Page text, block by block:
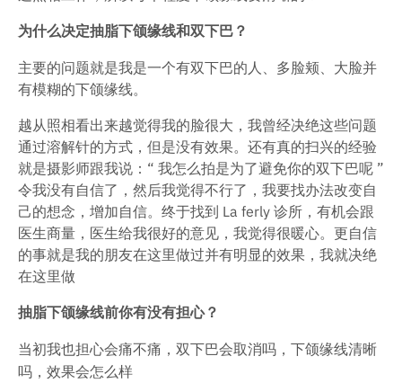
为什么决定抽脂下颌缘线和双下巴？
主要的问题就是我是一个有双下巴的人、多脸颊、大脸并
有模糊的下颌缘线。
越从照相看出来越觉得我的脸很大，我曾经决绝这些问题
通过溶解针的方式，但是没有效果。还有真的扫兴的经验
就是摄影师跟我说：“ 我怎么拍是为了避免你的双下巴呢 ”
令我没有自信了，然后我觉得不行了，我要找办法改变自
己的想念，增加自信。终于找到 La ferly 诊所，有机会跟
医生商量，医生给我很好的意见，我觉得很暖心。更自信
的事就是我的朋友在这里做过并有明显的效果，我就决绝
在这里做
抽脂下颌缘线前你有没有担心？
当初我也担心会痛不痛，双下巴会取消吗，下颌缘线清晰
吗，效果会怎么样